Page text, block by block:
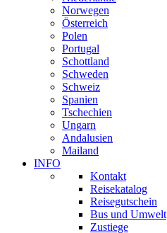
Norwegen
Österreich
Polen
Portugal
Schottland
Schweden
Schweiz
Spanien
Tschechien
Ungarn
Andalusien
Mailand
INFO
Kontakt
Reisekatalog
Reisegutschein
Bus und Umwelt
Zustiege